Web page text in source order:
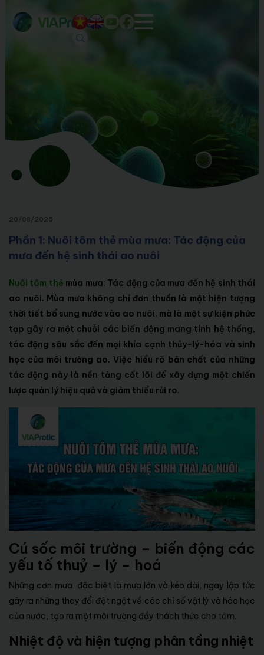
20/08/2025
Phần 1: Nuôi tôm thẻ mùa mưa: Tác động của
mưa đến hệ sinh thái ao nuôi
Nuôi tôm thẻ mùa mưa: Tác động của mưa đến hệ sinh thái
ao nuôi. Mùa mưa không chỉ đơn thuần là một hiện tượng
thời tiết bổ sung nước vào ao nuôi, mà là một sự kiện phức
tạp gây ra một chuỗi các biến động mang tính hệ thống,
tác động sâu sắc đến mọi khía cạnh thủy-lý-hóa và sinh
học của môi trường ao. Việc hiểu rõ bản chất của những
tác động này là nền tảng cốt lõi để xây dựng một chiến
lược quản lý hiệu quả và giảm thiểu rủi ro.
Cú sốc môi trường – biến động các
yếu tố thuỷ – lý – hoá
Những cơn mưa, đặc biệt là mưa lớn và kéo dài, ngay lập tức
gây ra những thay đổi đột ngột về các chỉ số vật lý và hóa học
của nước, tạo ra một môi trường đầy thách thức cho tôm.
Nhiệt độ và hiện tượng phân tầng nhiệt